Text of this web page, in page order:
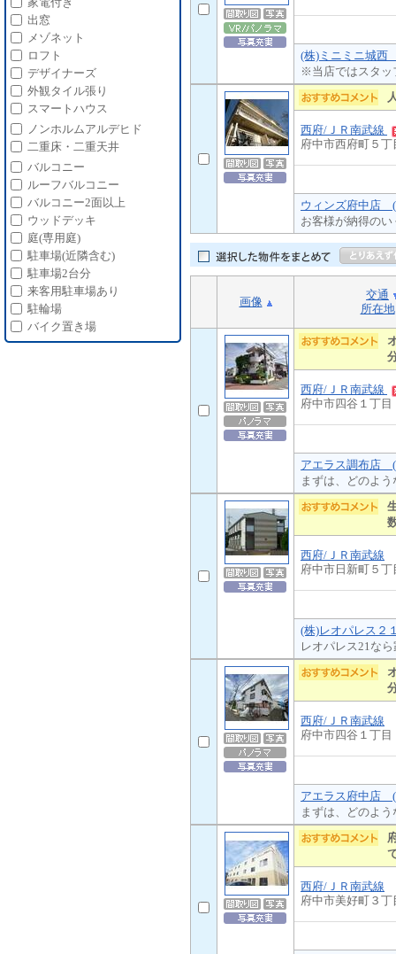
(株)ミニミニ城西
※当店ではスタッ
西府/ＪＲ南武線
府中市西府町５丁
ウィンズ府中店 (
お客様が納得の
画像
交通
所在地
西府/ＪＲ南武線
府中市四谷１丁目
アエラス調布店 (
まずは、どのよ
西府/ＪＲ南武線
府中市日新町５丁
(株)レオパレス２
レオパレス21な
西府/ＪＲ南武線
府中市四谷１丁目
アエラス府中店 (
まずは、どのよ
西府/ＪＲ南武線
府中市美好町３丁
出窓
メゾネット
ロフト
デザイナーズ
外観タイル張り
スマートハウス
ノンホルムアルデヒド
二重床・二重天井
バルコニー
ルーフバルコニー
バルコニー2面以上
ウッドデッキ
庭(専用庭)
駐車場(近隣含む)
駐車場2台分
来客用駐車場あり
駐輪場
バイク置き場